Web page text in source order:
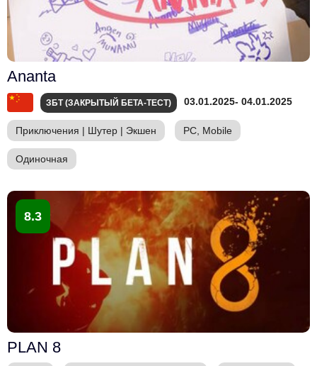
Ananta
ЗБТ (ЗАКРЫТЫЙ БЕТА-ТЕСТ) 03.01.2025- 04.01.2025
Приключения | Шутер | Экшен PC, Mobile
Одиночная
8.3
PLAN 8